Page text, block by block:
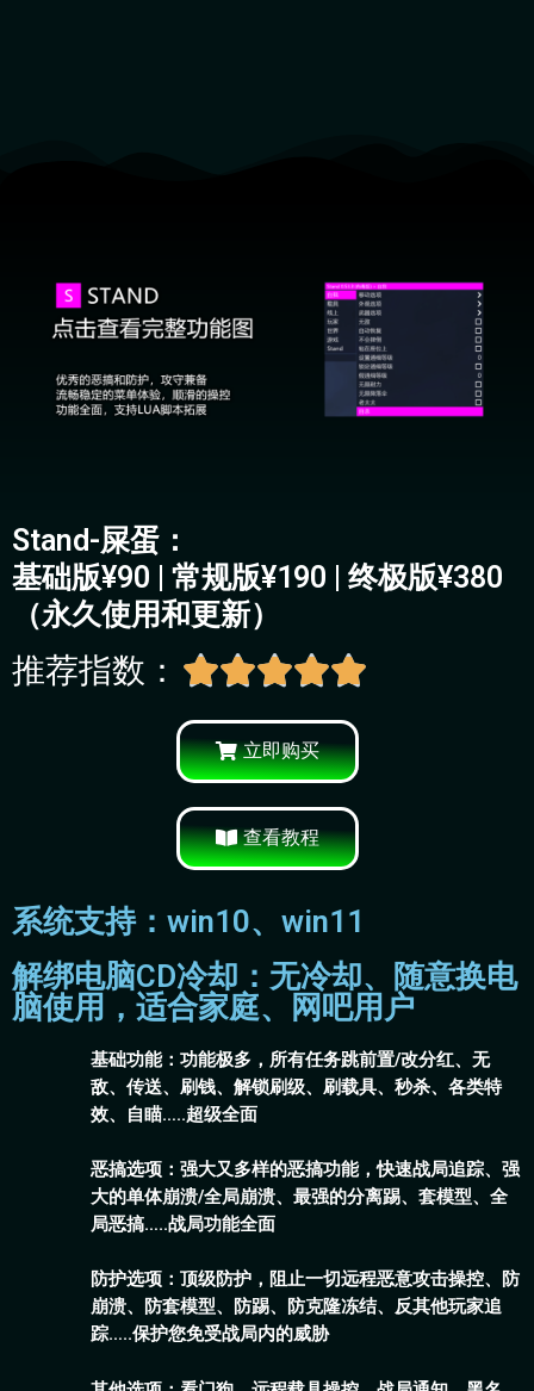
Stand-屎蛋：
基础版¥90 | 常规版¥190 | 终极版¥380
（永久使用和更新）
推荐指数： 
立即购买
查看教程
系统支持：win10、win11
解绑电脑CD冷却：无冷却、随意换电
脑使用，适合家庭、网吧用户
基础功能：功能极多，所有任务跳前置/改分红、无
敌、传送、刷钱、解锁刷级、刷载具、秒杀、各类特
效、自瞄…..超级全面
恶搞选项：强大又多样的恶搞功能，快速战局追踪、强
大的单体崩溃/全局崩溃、最强的分离踢、套模型、全
局恶搞…..战局功能全面
防护选项：顶级防护，阻止一切远程恶意攻击操控、防
崩溃、防套模型、防踢、防克隆冻结、反其他玩家追
踪…..保护您免受战局内的威胁